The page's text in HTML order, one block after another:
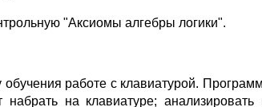
"Аксиомы алгебры логики".
обучения работе с клавиатурой.
набрать на клавиатуре;